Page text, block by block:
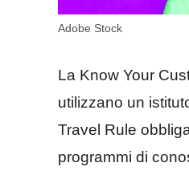
Adobe Stock
La Know Your
utilizzano un
Travel Rule
programmi di